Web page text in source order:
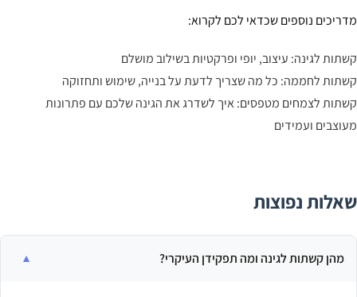
נוספים שכדאי לכם לקרוא:
לגינה: עיצוב, יופי ופרקטיות בשילוב מושלם
לחממה: כל מה שצריך לדעת על בנייה, שימוש ותחזוקה
לצמחים מטפסים: איך לשדרג את הגינה שלכם עם פתרונות
ועמידים
נפוצות
מהן קשתות לגינה ומה תפקידן העיקרי?